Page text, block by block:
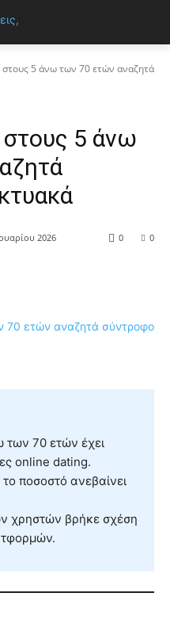
5 άνω των 70 ετών αναζητά
5 άνω
2026 0
0
70 ετών έχει
online dating.
το ποσοστό ανεβαίνει
χρηστών βρήκε σχέση